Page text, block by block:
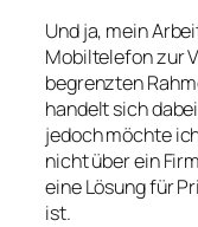
Und ja, mein
Mobiltelefon zur
begrenzten
handelt sich
jedoch möchte
nicht über ein
eine Lösung für
ist.